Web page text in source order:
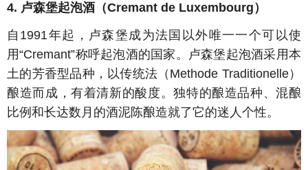
4. 卢森堡起泡酒（Cremant de Luxembourg）
自 1991年起，卢森堡成为法国以外唯一一个可以使
用“Cremant”称呼起泡酒的国家。卢森堡起泡酒采用本
土的芳香型品种，以传统法（ Methode Traditionelle）
酿造而成，有着清新的酸度。独特的酿造品种、混酿
比例和长达数月的酒泥陈酿造就了它的迷人个性。